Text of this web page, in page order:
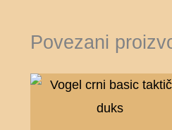
Povezani